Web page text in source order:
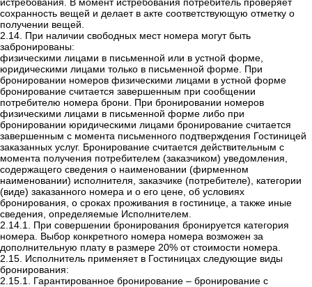
истребования. В момент истребования потребитель проверяет
сохранность вещей и делает в акте соответствующую отметку о
получении вещей.
2.14. При наличии свободных мест номера могут быть
забронированы:
физическими лицами в письменной или в устной форме,
юридическими лицами только в письменной форме. При
бронировании номеров физическими лицами в устной форме
бронирование считается завершенным при сообщении
потребителю номера брони. При бронировании номеров
физическими лицами в письменной форме либо при
бронировании юридическими лицами бронирование считается
завершенным с момента письменного подтверждения Гостиницей
заказанных услуг. Бронирование считается действительным с
момента получения потребителем (заказчиком) уведомления,
содержащего сведения о наименовании (фирменном
наименовании) исполнителя, заказчике (потребителе), категории
(виде) заказанного номера и о его цене, об условиях
бронирования, о сроках проживания в гостинице, а также иные
сведения, определяемые Исполнителем.
2.14.1. При совершении бронирования бронируется категория
номера. Выбор конкретного номера номера возможен за
дополнительную плату в размере 20% от стоимости номера.
2.15. Исполнитель применяет в Гостиницах следующие виды
бронирования:
2.15.1. Гарантированное бронирование – бронирование с